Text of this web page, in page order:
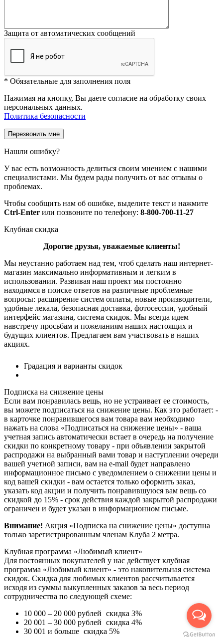
Защита от автоматических сообщений
* Обязательные для заполнения поля
Нажимая на кнопку, Вы даете согласие на обработку своих
персональных данных.
Политика безопасности
Нашли ошибку?
У вас есть возможность делиться своим мнением с нашими
специалистами. Мы будем рады получить от вас отзывы о
проблемах.
Чтобы сообщить нам об ошибке, выделите текст и нажмите
Ctrl-Enter или позвоните по телефону: 8-800-700-11-27
Клубная скидка
Дорогие друзья, уважаемые клиенты!
Мы неустанно работаем над тем, чтоб сделать наш интернет-
магазин максимально информативным и легким в
использовании. Развивая наш проект мы постоянно
находимся в поиске ответов на различные проблемные
вопросы: расширение систем оплаты, новые производители,
удобные лекала, безопасная доставка, фотосессии, удобный
интерфейс магазина, система скидок. Мы всегда идем
навстречу просьбам и пожеланиям наших настоящих и
будущих клиентов. Предлагаем вам участвовать в наших
акциях.
Градация и варианты скидок
Подписка на снижение цены
Если вам понравилась вещь, но не устраивает ее стоимость,
вы можете подписаться на снижение цены. Как это работает: -
в карточке понравившегося вам товара вам необходимо
нажать на слова «Подписаться на снижение цены» - ваша
учетная запись автоматически встает в очередь на получение
скидки по конкретному товару - при объявлении закрытой
распродажи на выбранный вами товар и наступлении очереди
вашей учетной записи, вам на e-mail будет направлено
информационное письмо с уведомлением о снижении цены и
код вашей скидки - вам остается только оформить заказ,
указать код акции и получить понравившуюся вам вещь со
скидкой до 15% - срок действия каждой закрытой распродажи
ограничен и будет указан в информационном письме.
Внимание! Акция «Подписка на снижение цены» доступна
только зарегистрированным членам Клуба 2 метра.
Клубная программа «Любимый клиент»
Для постоянных покупателей у нас действует клубная
программа «Любимый клиент» - это накопительная система
скидок. Скидка для любимых клиентов рассчитывается
исходя из суммы выкупленных заказов за весь период
сотрудничества по следующей схеме:
10 000 – 20 000 рублей скидка 3%
20 001 – 30 000 рублей скидка 4%
30 001 и больше скидка 5%